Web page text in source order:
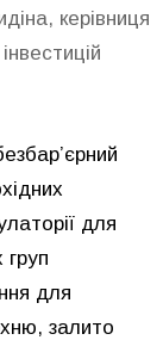
керівниця
для
груп
для
залито